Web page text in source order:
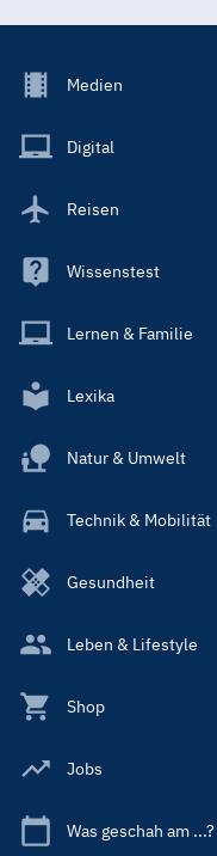
Footer
Main
Medien
Digital
Reisen
Wissenstest
Lernen & Familie
Lexika
Natur & Umwelt
Technik & Mobilität
Gesundheit
Leben & Lifestyle
Shop
Jobs
Was geschah am ...?